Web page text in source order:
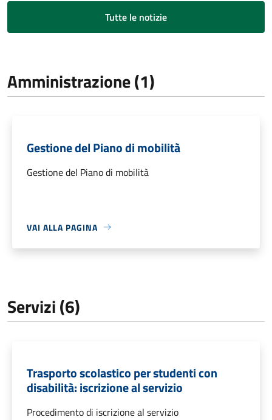
Tutte le notizie
Amministrazione (1)
Gestione del Piano di mobilità
Gestione del Piano di mobilità
VAI ALLA PAGINA
Servizi (6)
Trasporto scolastico per studenti con
disabilità: iscrizione al servizio
Procedimento di iscrizione al servizio